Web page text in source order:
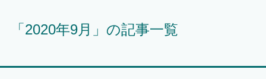
「2020年9月」の記事一覧